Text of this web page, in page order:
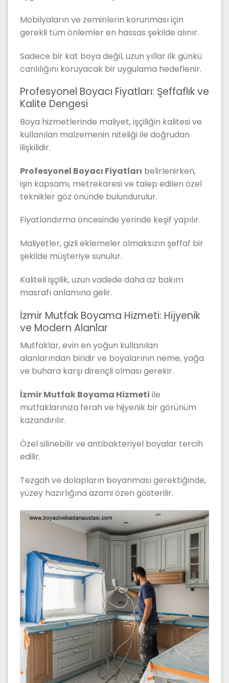
Mobilyaların ve zeminlerin korunması için
gerekli tüm önlemler en hassas şekilde alınır.
Sadece bir kat boya değil, uzun yıllar ilk günkü
canlılığını koruyacak bir uygulama hedeflenir.
Profesyonel Boyacı Fiyatları: Şeffaflık ve
Kalite Dengesi
Boya hizmetlerinde maliyet, işçiliğin kalitesi ve
kullanılan malzemenin niteliği ile doğrudan
ilişkilidir.
Profesyonel Boyacı Fiyatları belirlenirken,
işin kapsamı, metrekaresi ve talep edilen özel
teknikler göz önünde bulundurulur.
Fiyatlandırma öncesinde yerinde keşif yapılır.
Maliyetler, gizli eklemeler olmaksızın şeffaf bir
şekilde müşteriye sunulur.
Kaliteli işçilik, uzun vadede daha az bakım
masrafı anlamına gelir.
İzmir Mutfak Boyama Hizmeti: Hijyenik
ve Modern Alanlar
Mutfaklar, evin en yoğun kullanılan
alanlarından biridir ve boyalarının neme, yağa
ve buhara karşı dirençli olması gerekir.
İzmir Mutfak Boyama Hizmeti ile
mutfaklarınıza ferah ve hijyenik bir görünüm
kazandırılır.
Özel silinebilir ve antibakteriyel boyalar tercih
edilir.
Tezgah ve dolapların boyanması gerektiğinde,
yüzey hazırlığına azami özen gösterilir.